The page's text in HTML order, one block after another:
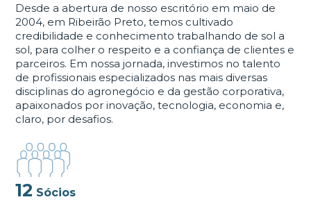
Desde a abertura de nosso escritório em maio de
2004, em Ribeirão Preto, temos cultivado
credibilidade e conhecimento trabalhando de sol a
sol, para colher o respeito e a confiança de clientes e
parceiros. Em nossa jornada, investimos no talento
de profissionais especializados nas mais diversas
disciplinas do agronegócio e da gestão corporativa,
apaixonados por inovação, tecnologia, economia e,
claro, por desafios.
12 Sócios